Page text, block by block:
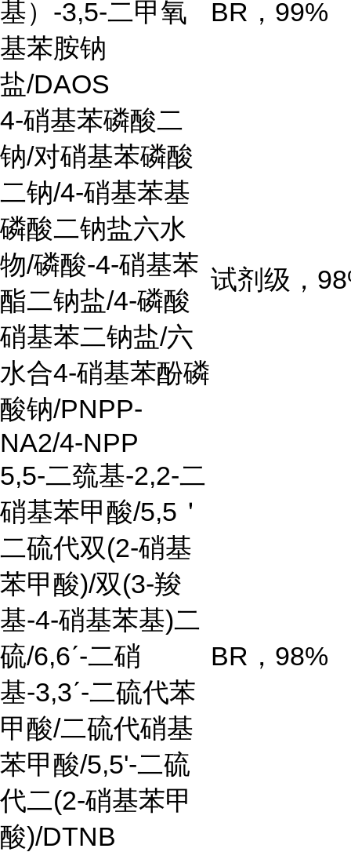
基） -3,5-二甲氧
基苯胺钠
盐/DAOS
BR ， 99%
4-硝基苯磷酸二
钠/对硝基苯磷酸
二钠/4-硝基苯基
磷酸二钠盐六水
物/磷酸-4-硝基苯
酯二钠盐/4-磷酸
硝基苯二钠盐/六
水合4-硝基苯酚磷
酸钠/PNPP-
NA2/4-NPP
试剂级，
5,5-二巯基-2,2-二
硝基苯甲酸/5,5 ＇
二硫代双(2-硝基
苯甲酸)/双(3-羧
基-4-硝基苯基)二
硫/6,6ˊ-二硝
基-3,3ˊ-二硫代苯
甲酸/二硫代硝基
苯甲酸/5,5'-二硫
代二(2-硝基苯甲
酸)/DTNB
BR ， 98%